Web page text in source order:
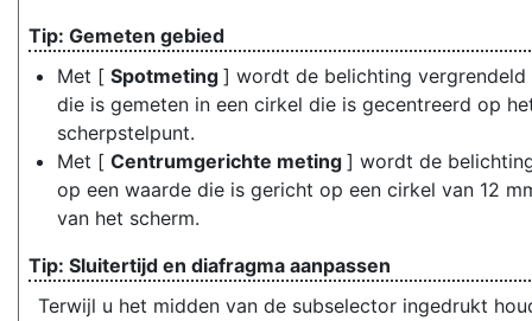
Gemeten gebied
Met [ Spotmeting ] wordt de belichting vergrendeld
die is gemeten in een cirkel die is gecentreerd op
scherpstelpunt.
Met [ Centrumgerichte meting ] wordt de
op een waarde die is gericht op een cirkel van 12
van het scherm.
Sluitertijd en diafragma aanpassen
Terwijl u het midden van de subselector ingedrukt